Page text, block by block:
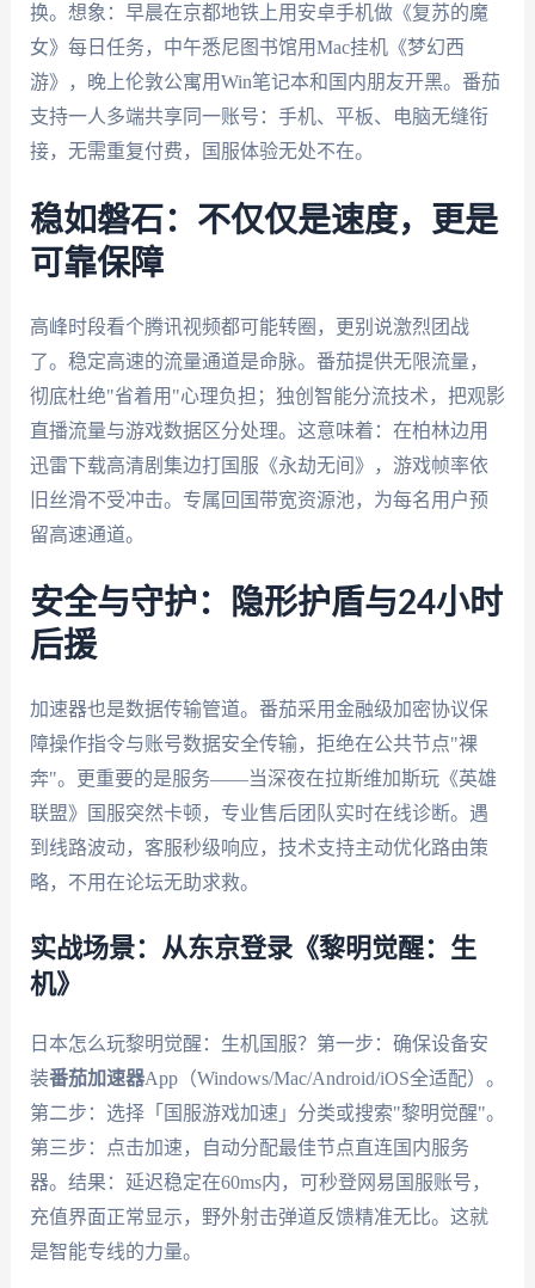
换。想象：早晨在京都地铁上用安卓手机做《复苏的魔
女》每日任务，中午悉尼图书馆用Mac挂机《梦幻西
游》，晚上伦敦公寓用Win笔记本和国内朋友开黑。番茄
支持一人多端共享同一账号：手机、平板、电脑无缝衔
接，无需重复付费，国服体验无处不在。
稳如磐石：不仅仅是速度，更是
可靠保障
高峰时段看个腾讯视频都可能转圈，更别说激烈团战
了。稳定高速的流量通道是命脉。番茄提供无限流量，
彻底杜绝"省着用"心理负担；独创智能分流技术，把观影
直播流量与游戏数据区分处理。这意味着：在柏林边用
迅雷下载高清剧集边打国服《永劫无间》，游戏帧率依
旧丝滑不受冲击。专属回国带宽资源池，为每名用户预
留高速通道。
安全与守护：隐形护盾与24小时
后援
加速器也是数据传输管道。番茄采用金融级加密协议保
障操作指令与账号数据安全传输，拒绝在公共节点"裸
奔"。更重要的是服务——当深夜在拉斯维加斯玩《英雄
联盟》国服突然卡顿，专业售后团队实时在线诊断。遇
到线路波动，客服秒级响应，技术支持主动优化路由策
略，不用在论坛无助求救。
实战场景：从东京登录《黎明觉醒：生
机》
日本怎么玩黎明觉醒：生机国服？第一步：确保设备安
装番茄加速器App（Windows/Mac/Android/iOS全适配）。
第二步：选择「国服游戏加速」分类或搜索"黎明觉醒"。
第三步：点击加速，自动分配最佳节点直连国内服务
器。结果：延迟稳定在60ms内，可秒登网易国服账号，
充值界面正常显示，野外射击弹道反馈精准无比。这就
是智能专线的力量。